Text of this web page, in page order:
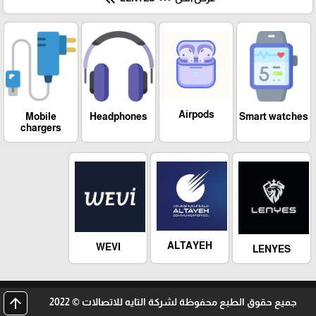
Smart watches
Airpods
Headphones
Mobile
chargers
LENYES
ALTAYEH
WEVI
جميع حقوق الطبع محفوظة لشركة التايه للاتصالات © 2022 arrow_upward